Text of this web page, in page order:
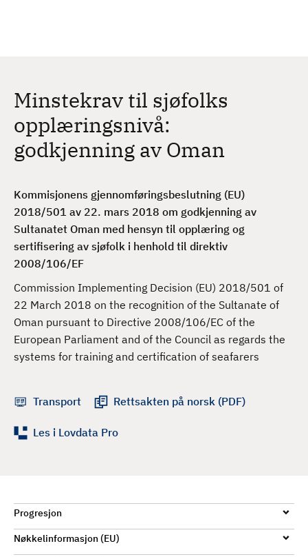
Minstekrav til sjøfolks
opplæringsnivå:
godkjenning av Oman
Kommisjonens gjennomføringsbeslutning (EU)
2018/501 av 22. mars 2018 om godkjenning av
Sultanatet Oman med hensyn til opplæring og
sertifisering av sjøfolk i henhold til direktiv
2008/106/EF
Commission Implementing Decision (EU) 2018/501 of
22 March 2018 on the recognition of the Sultanate of
Oman pursuant to Directive 2008/106/EC of the
European Parliament and of the Council as regards the
systems for training and certification of seafarers
Transport Rettsakten på norsk (PDF)
Les i Lovdata Pro
Progresjon
Nøkkelinformasjon (EU)